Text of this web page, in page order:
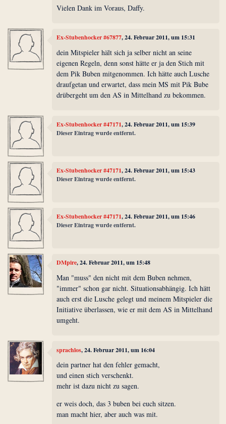
Vielen Dank im Voraus, Daffy.
Ex-Stubenhocker #67877, 24. Februar 2011, um 15:31
dein Mitspieler hält sich ja selber nicht an seine
eigenen Regeln, denn sonst hätte er ja den Stich mit
dem Pik Buben mitgenommen. Ich hätte auch Lusche
draufgetan und erwartet, dass mein MS mit Pik Bube
drübergeht um den AS in Mittelhand zu bekommen.
Ex-Stubenhocker #47171, 24. Februar 2011, um 15:39
Dieser Eintrag wurde entfernt.
Ex-Stubenhocker #47171, 24. Februar 2011, um 15:43
Dieser Eintrag wurde entfernt.
Ex-Stubenhocker #47171, 24. Februar 2011, um 15:46
Dieser Eintrag wurde entfernt.
DMpire, 24. Februar 2011, um 15:48
Man "muss" den nicht mit dem Buben nehmen,
"immer" schon gar nicht. Situationsabhängig. Ich hätt
auch erst die Lusche gelegt und meinem Mitspieler die
Initiative überlassen, wie er mit dem AS in Mittelhand
umgeht.
sprachlos, 24. Februar 2011, um 16:04
dein partner hat den fehler gemacht,
und einen stich verschenkt.
mehr ist dazu nicht zu sagen.
er weis doch, das 3 buben bei euch sitzen.
man macht hier, aber auch was mit.